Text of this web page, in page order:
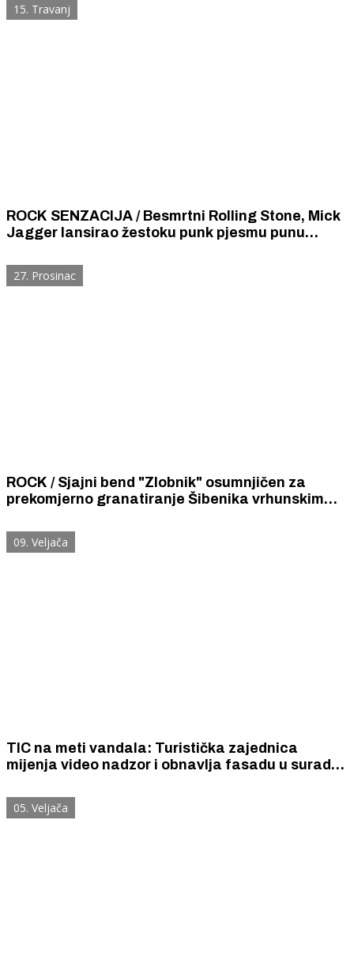
15. Travanj
ROCK SENZACIJA / Besmrtni Rolling Stone, Mick
Jagger lansirao žestoku punk pjesmu punu
27. Prosinac
ROCK / Sjajni bend "Zlobnik" osumnjičen za
prekomjerno granatiranje Šibenika vrhunskim
09. Veljača
TIC na meti vandala: Turistička zajednica
mijenja video nadzor i obnavlja fasadu u suradnji
05. Veljača